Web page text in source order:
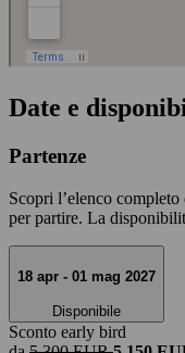
Date e
Partenze
Scopri l’elenco
per partire. La
18 apr - 01 mag 2027
Disponibile
Sconto early bird